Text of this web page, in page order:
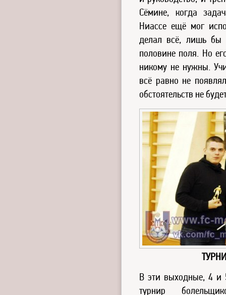
Сёмине, когда
Ниассе ещё мог
делал всё, лишь бы
половине поля. Но
никому не нужны.
всё равно не
обстоятельств не
В эти выходные, 4 и
турнир